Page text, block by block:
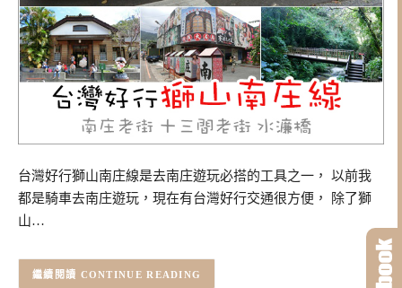
台灣好行獅山南庄線是去南庄遊玩必搭的工具之一， 以前我
都是騎車去南庄遊玩，現在有台灣好行交通很方便， 除了獅
山…
CONTINUE READING